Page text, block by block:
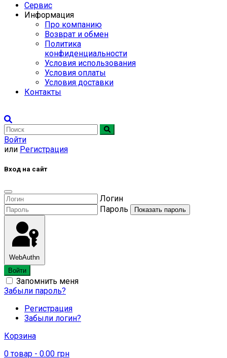
Сервис
Информация
Про компанию
Возврат и обмен
Политика
конфиденциальности
Условия использования
Условия оплаты
Условия доставки
Контакты
Войти
или Регистрация
Вход на сайт
Логин
Пароль
Показать пароль
WebAuthn
Войти
Запомнить меня
Забыли пароль?
Регистрация
Забыли логин?
Корзина
0 товар - 0.00 грн